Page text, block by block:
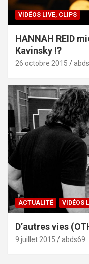
VIDÉOS LIVE, CLIPS
HANNAH REID
Kavinsky !?
26 octobre 2015
ACTUALITÉ VIDÉOS
D’autres vies
9 juillet 2015 abds69